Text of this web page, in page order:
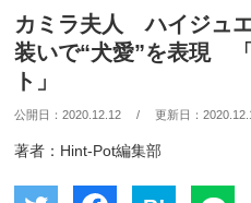
カミラ夫人 ハイジュ
装いで“犬愛”を表現
ト」
公開日：2020.12.12 / 更新日：
著者：Hint-Pot編集部